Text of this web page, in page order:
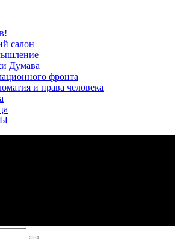
салон
Думава
фронта
и права человека